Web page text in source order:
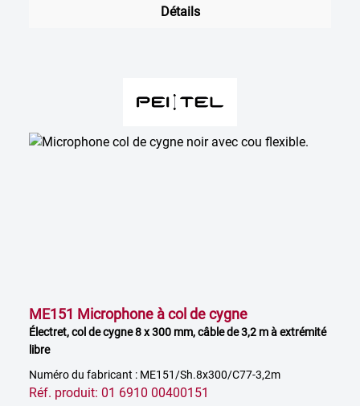
Détails
ME151 Microphone à col de cygne
Électret, col de cygne 8 x 300 mm, câble de 3,2 m à extrémité
libre
Numéro du fabricant : ME151/Sh.8x300/C77-3,2m
Réf. produit: 01 6910 00400151